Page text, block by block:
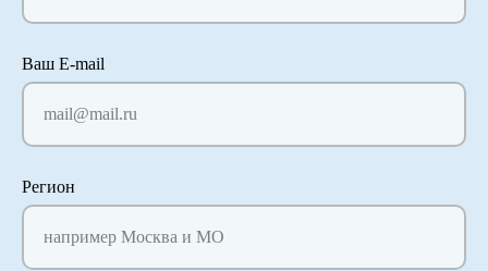
Ваш E-mail
mail@mail.ru
Регион
например Москва и МО